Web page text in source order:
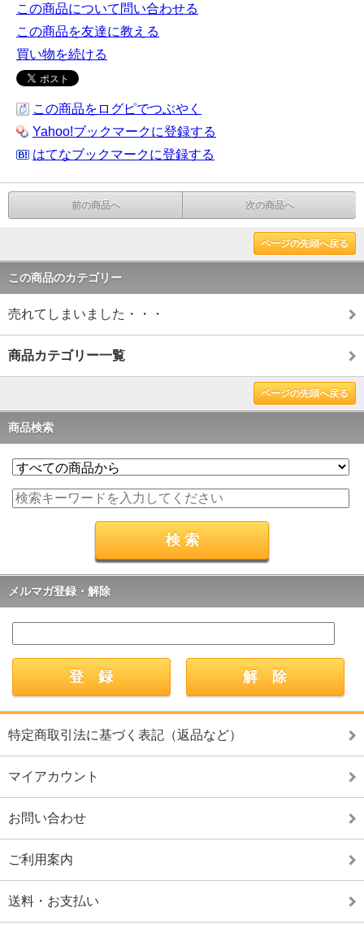
この商品について問い合わせる
この商品を友達に教える
買い物を続ける
この商品をログピでつぶやく
Yahoo!ブックマークに登録する
はてなブックマークに登録する
前の商品へ 次の商品へ
ページの先頭へ戻る
この商品のカテゴリー
売れてしまいました・・・
商品カテゴリー一覧
ページの先頭へ戻る
商品検索
メルマガ登録・解除
特定商取引法に基づく表記（返品など）
マイアカウント
お問い合わせ
ご利用案内
送料・お支払い